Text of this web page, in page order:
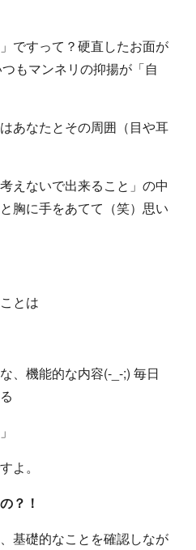
ですって？硬直したお面が
もマンネリの抑揚が「自
あなたとその周囲（目や耳
えないで出来ること」の中
胸に手をあてて（笑）思い
とは
、機能的な内容(-_-;) 毎日
よ。
？！
基礎的なことを確認しなが